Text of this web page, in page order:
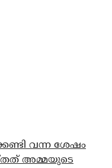
വന്ന ശേഷം
അമ്മയുടെ